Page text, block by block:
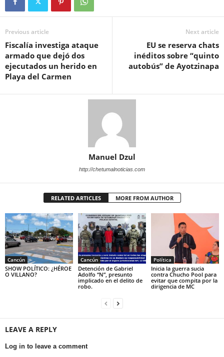
Previous article
Fiscalía investiga ataque
armado que dejó dos
ejecutados un herido en
Playa del Carmen
Next article
EU se reserva chats
inéditos sobre “quinto
autobús” de Ayotzinapa
Manuel Dzul
http://chetumalnoticias.com
RELATED ARTICLES MORE FROM AUTHOR
Cancún
SHOW POLÍTICO: ¿HÉROE
O VILLANO?
Cancún
Detención de Gabriel
Adolfo “N”, presunto
implicado en el delito de
robo.
Política
Inicia la guerra sucia
contra Chucho Pool para
evitar que compita por la
dirigencia de MC
LEAVE A REPLY
Log in to leave a comment